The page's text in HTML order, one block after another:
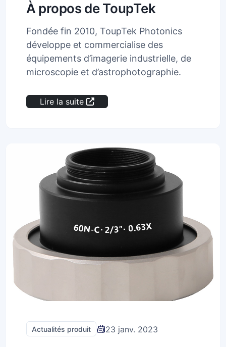
À propos de ToupTek
Fondée fin 2010, ToupTek Photonics
développe et commercialise des
équipements d’imagerie industrielle, de
microscopie et d’astrophotographie.
Lire la suite
Actualités produit 23 janv. 2023